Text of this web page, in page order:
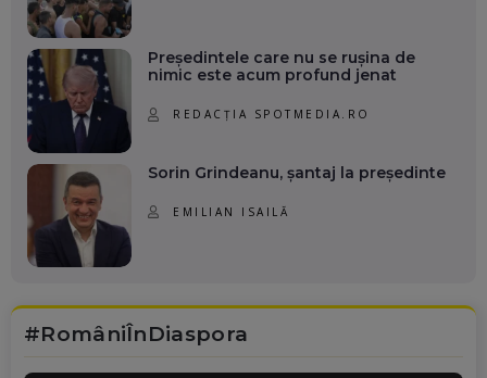
Președintele care nu se rușina de
nimic este acum profund jenat
REDACȚIA SPOTMEDIA.RO
Sorin Grindeanu, șantaj la președinte
EMILIAN ISAILĂ
#RomâniÎnDiaspora